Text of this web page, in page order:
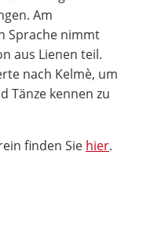
Am
Sprache nimmt
aus Lienen teil.
nach Kelmè, um
Tänze kennen zu
finden Sie hier.